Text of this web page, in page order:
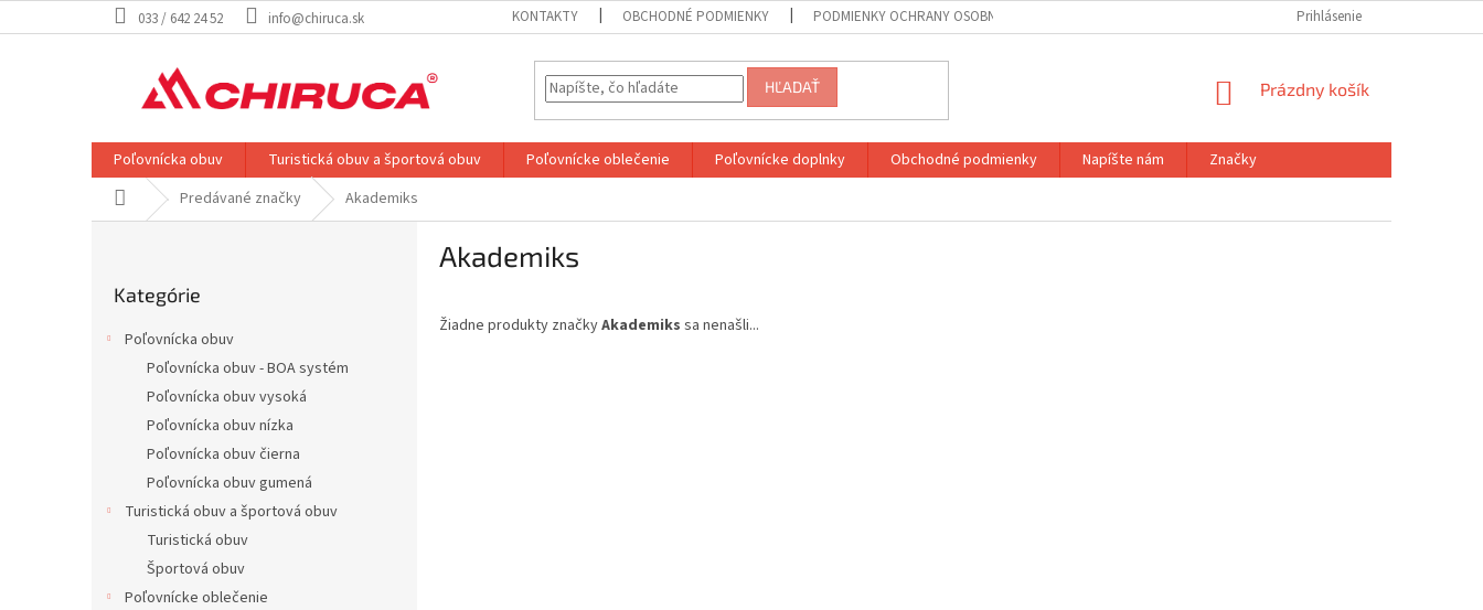
na
033 / 642 24 52 info@chiruca.sk KONTAKTY OBCHODNÉ PODMIENKY PODMIENKY OCHRANY OSOBNÝCH ÚDAJOV Prihlásenie
HĽADAŤ
NÁKUPNÝ
Prázdny košík
Poľovnícka obuv Turistická obuv a športová obuv Poľovnícke oblečenie Poľovnícke doplnky Obchodné podmienky Napíšte nám
Značky
DomovPredávané značky Akademiks
kategórie
Kategórie
Poľovnícka obuv
Poľovnícka obuv - BOA systém
Poľovnícka obuv vysoká
Poľovnícka obuv nízka
Poľovnícka obuv čierna
Poľovnícka obuv gumená
Turistická obuv a športová obuv
Turistická obuv
Športová obuv
Poľovnícke oblečenie
Akademiks
Žiadne produkty značkyAkademiks sa nenašli...